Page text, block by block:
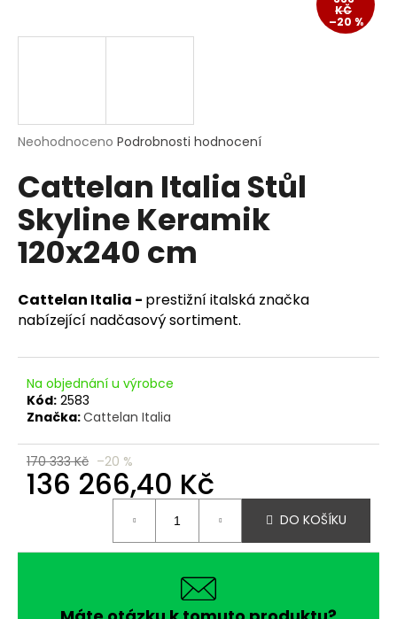
Průměrné
produktu
je
0,0
z
5
hvězdiček.
Neohodnoceno Podrobnosti hodnocení
Cattelan Italia Stůl
Skyline Keramik
120x240 cm
Cattelan Italia - prestižní italská značka
nabízející nadčasový sortiment.
Na objednání u výrobce
Kód: 2583
Značka:Cattelan Italia
170 333 Kč –20 %
136 266,40 Kč
DO KOŠÍKU
KČ
–20 %
j
o
p
r
u
č
u
j
e
m